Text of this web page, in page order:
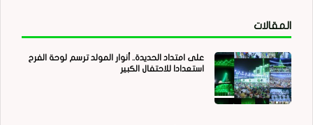
المقالات
على امتداد الحديدة.. أنوار المولد ترسم لوحة الفرح
استعدادا للاحتفال الكبير